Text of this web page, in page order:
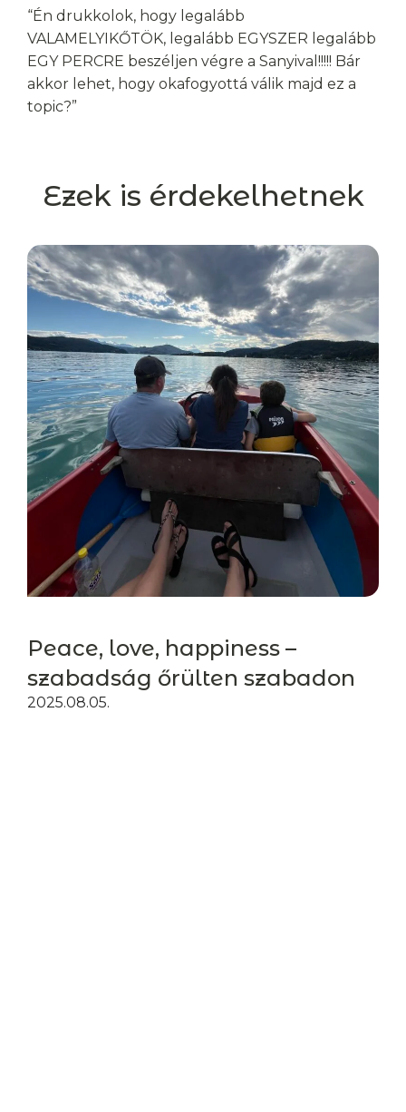
“Én drukkolok, hogy legalább
VALAMELYIKŐTÖK, legalább EGYSZER legalább
EGY PERCRE beszéljen végre a Sanyival!!!!! Bár
akkor lehet, hogy okafogyottá válik majd ez a
topic?”
Ezek is érdekelhetnek
Peace, love, happiness –
szabadság őrülten szabadon
2025.08.05.